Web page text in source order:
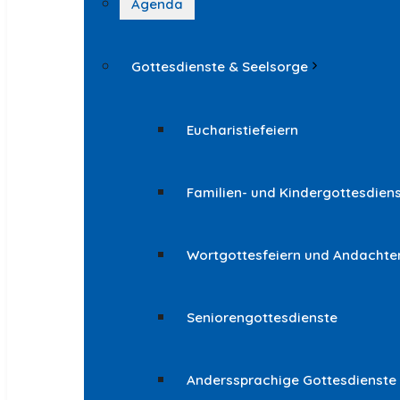
Agenda
Gottesdienste & Seelsorge
Eucharistiefeiern
Familien- und
Wortgottesfeiern und
Seniorengottesdienste
Anderssprachige Gottesdienste